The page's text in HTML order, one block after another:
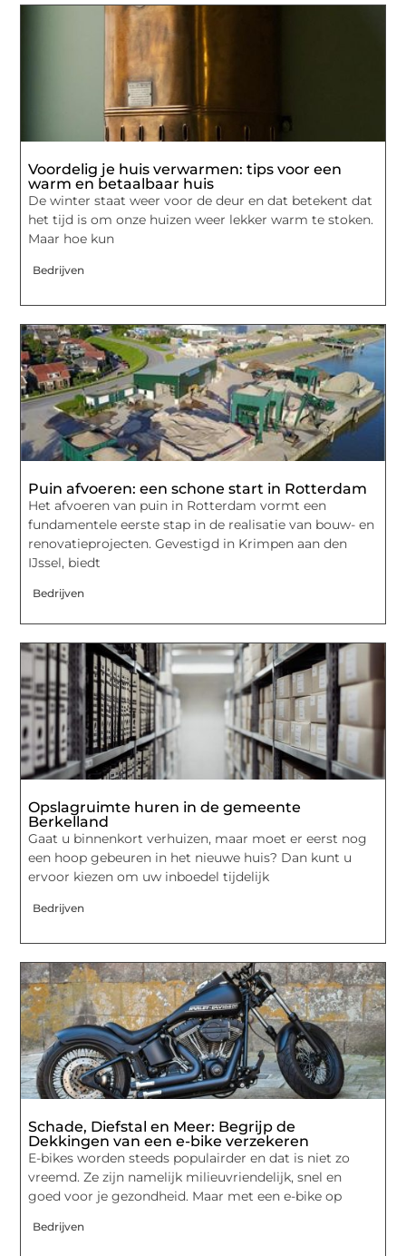
Voordelig je huis verwarmen: tips voor een
warm en betaalbaar huis
De winter staat weer voor de deur en dat betekent dat
het tijd is om onze huizen weer lekker warm te stoken.
Maar hoe kun
Bedrijven
Puin afvoeren: een schone start in Rotterdam
Het afvoeren van puin in Rotterdam vormt een
fundamentele eerste stap in de realisatie van bouw- en
renovatieprojecten. Gevestigd in Krimpen aan den
IJssel, biedt
Bedrijven
Opslagruimte huren in de gemeente
Berkelland
Gaat u binnenkort verhuizen, maar moet er eerst nog
een hoop gebeuren in het nieuwe huis? Dan kunt u
ervoor kiezen om uw inboedel tijdelijk
Bedrijven
Schade, Diefstal en Meer: Begrijp de
Dekkingen van een e-bike verzekeren
E-bikes worden steeds populairder en dat is niet zo
vreemd. Ze zijn namelijk milieuvriendelijk, snel en
goed voor je gezondheid. Maar met een e-bike op
Bedrijven